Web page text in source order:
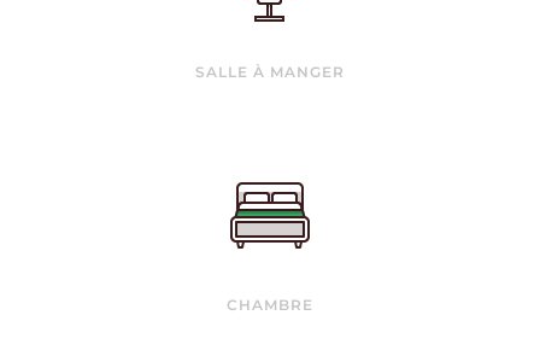
SALLE À MANGER
CHAMBRE